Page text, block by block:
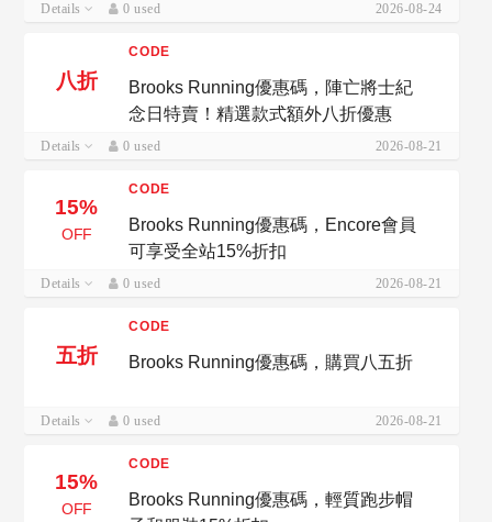
Details 0 used 2026-08-24
八折
CODE
Brooks Running優惠碼，陣亡將士紀
念日特賣！精選款式額外八折優惠
Details 0 used 2026-08-21
15%
OFF
CODE
Brooks Running優惠碼，Encore會員
可享受全站15%折扣
Details 0 used 2026-08-21
五折
CODE
Brooks Running優惠碼，購買八五折
Details 0 used 2026-08-21
15%
OFF
CODE
Brooks Running優惠碼，輕質跑步帽